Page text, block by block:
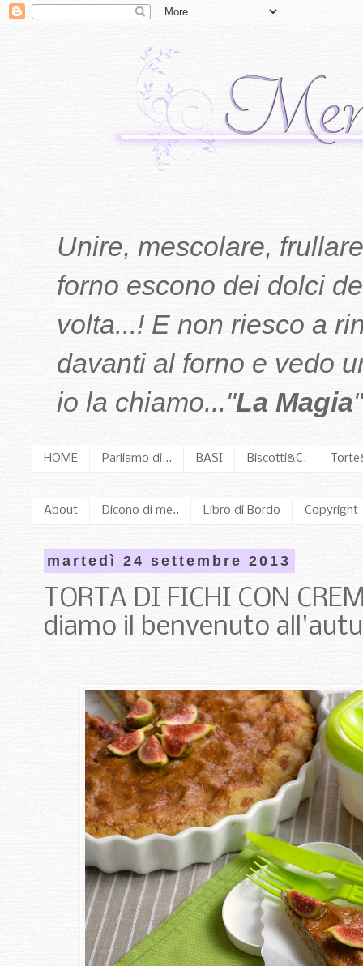
Unire, mescolare,
forno escono dei dolci
volta...! E non riesco a
davanti al forno e vedo
io la chiamo..."La Magia
HOME Parliamo di... BASI Biscotti&C.
About Dicono di me.. Libro di Bordo Copyright
martedì 24 settembre 2013
TORTA DI FICHI CON
diamo il benvenuto